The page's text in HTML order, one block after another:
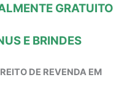
GRATUITO
E BRINDES
DE REVENDA EM